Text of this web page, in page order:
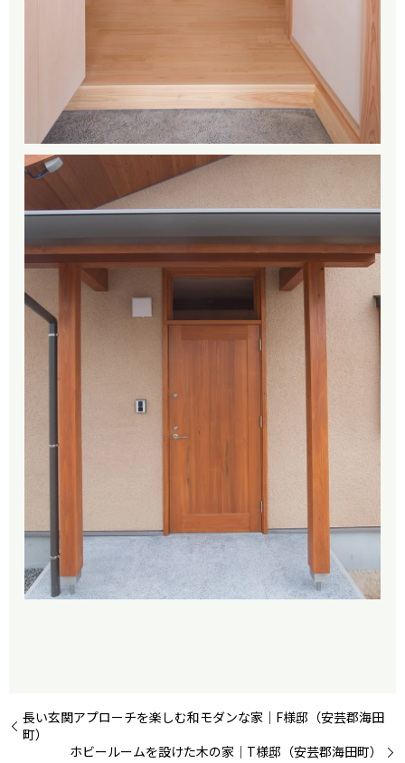
長い玄関アプローチを楽しむ和モダンな家｜F様邸（安芸郡海田
町）
ホビールームを設けた木の家｜T様邸（安芸郡海田町）